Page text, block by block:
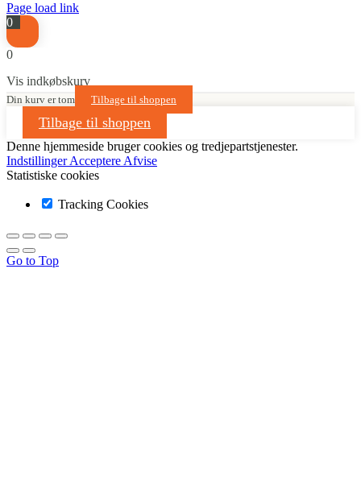
Page load link
0
0
Vis indkøbskurv
Din kurv er tom Tilbage til shoppen
Tilbage til shoppen
Denne hjemmeside bruger cookies og tredjepartstjenester.
IndstillingerAcceptere Afvise
Statistiske cookies
Tracking Cookies
Go to Top